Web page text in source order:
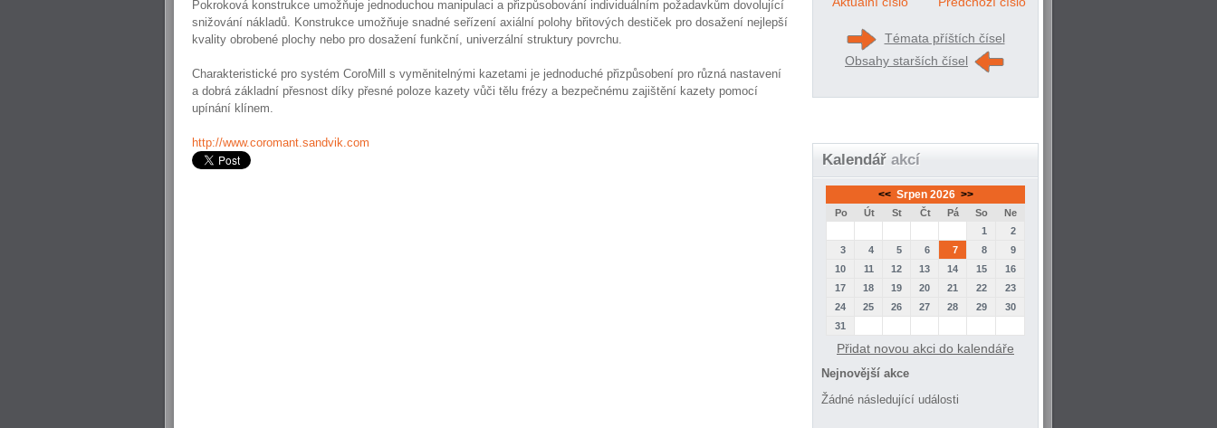
Pokroková konstrukce umožňuje jednoduchou manipulaci a přizpůsobování individuálním požadavkům dovolující
snižování nákladů. Konstrukce umožňuje snadné seřízení axiální polohy břitových destiček pro dosažení nejlepší
kvality obrobené plochy nebo pro dosažení funkční, univerzální struktury povrchu.
Charakteristické pro systém CoroMill s vyměnitelnými kazetami je jednoduché přizpůsobení pro různá nastavení
a dobrá základní přesnost díky přesné poloze kazety vůči tělu frézy a bezpečnému zajištění kazety pomocí
upínání klínem.
http://www.coromant.sandvik.com
Témata příštích čísel
Obsahy starších čísel
Kalendář akcí
<< Srpen 2026 >>
Po Út St Čt Pá So
Ne
1
2
3
4 5 6 7 8
9
10
11 12 13 14 15
16
17
18 19 20 21 22
23
24
25 26 27 28 29
30
31
Přidat novou akci do kalendáře
Nejnovější akce
Žádné následující události